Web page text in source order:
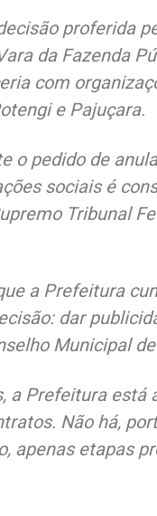
proferida
da Fazenda
com
e Pajuçara.
o pedido de
sociais é
Tribunal
a Prefeitura
dar
Municipal
a Prefeitura está
Não há,
apenas etapas